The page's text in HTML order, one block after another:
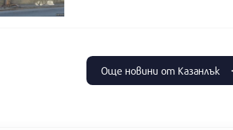
Още новини от Казанлък